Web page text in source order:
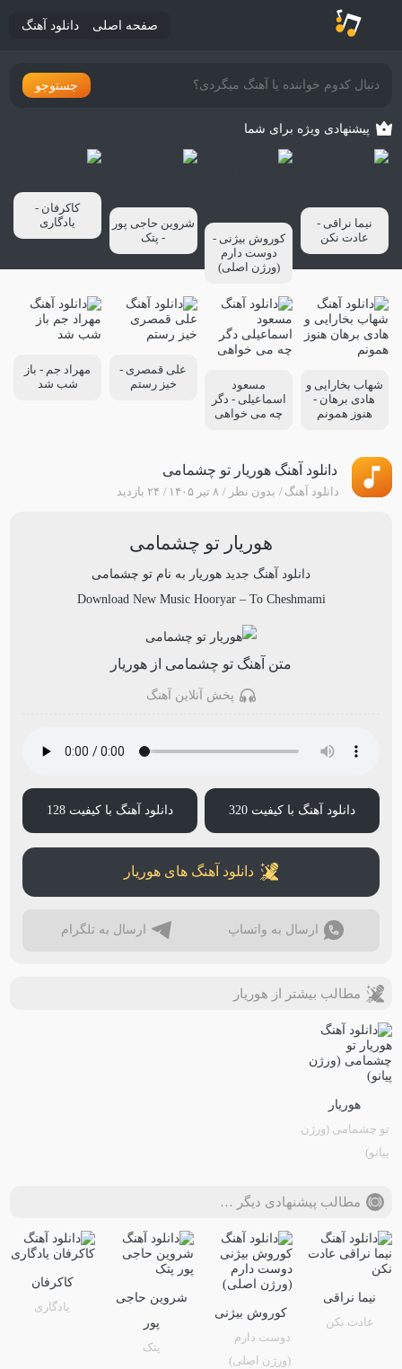
صفحه اصلی دانلود آهنگ
جستوجو
پیشنهادی ویژه برای شما
نیما نراقی -
عادت نکن
کوروش بیژنی -
دوست دارم
(ورژن اصلی)
شروین حاجی پور
- پتک
کاکرفان -
یادگاری
شهاب بخارایی و
هادی برهان -
هنوز همونم
مسعود
اسماعیلی - دگر
چه می خواهی
علی قمصری -
خیز رستم
مهراد جم - باز
شب شد
دانلود آهنگ هوریار تو چشمامی
دانلود آهنگ بدون نظر ۸ تیر ۱۴۰۵ ۲۴ بازدید
هوریار تو چشمامی
دانلود آهنگ جدید هوریار به نام تو چشمامی
Download New Music Hooryar– To Cheshmami
متن آهنگ تو چشمامی از هوریار
پخش آنلاین آهنگ
دانلود آهنگ با کیفیت 320 دانلود آهنگ با کیفیت 128
دانلود آهنگ های هوریار
ارسال به واتساپ ارسال به تلگرام
مطالب بیشتر از هوریار
هوریار
تو چشمامی (ورژن
پیانو)
مطالب پیشنهادی دیگر …
نیما نراقی
عادت نکن
کوروش بیژنی
دوست دارم
(ورژن اصلی)
شروین حاجی
پور
پتک
کاکرفان
یادگاری